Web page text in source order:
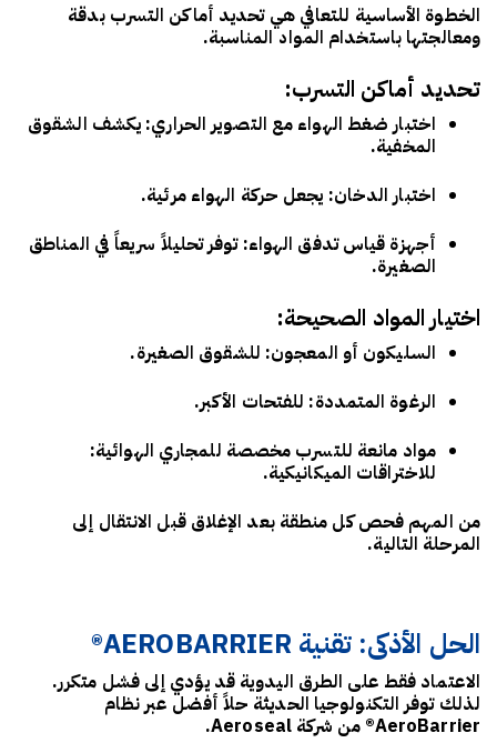
الخطوة الأساسية للتعافي هي تحديد أماكن التسرب بدقة
ومعالجتها باستخدام المواد المناسبة.
تحديد أماكن التسرب:
اختبار ضغط الهواء مع التصوير الحراري: يكشف الشقوق
المخفية.
اختبار الدخان: يجعل حركة الهواء مرئية.
أجهزة قياس تدفق الهواء: توفر تحليلاً سريعاً في المناطق
الصغيرة.
اختيار المواد الصحيحة:
السليكون أو المعجون: للشقوق الصغيرة.
الرغوة المتمددة: للفتحات الأكبر.
مواد مانعة للتسرب مخصصة للمجاري الهوائية:
للاختراقات الميكانيكية.
من المهم فحص كل منطقة بعد الإغلاق قبل الانتقال إلى
المرحلة التالية.
الحل الأذكى: تقنية AEROBARRIER®
الاعتماد فقط على الطرق اليدوية قد يؤدي إلى فشل متكرر.
لذلك توفر التكنولوجيا الحديثة حلاً أفضل عبر نظام
AeroBarrier® من شركة Aeroseal.